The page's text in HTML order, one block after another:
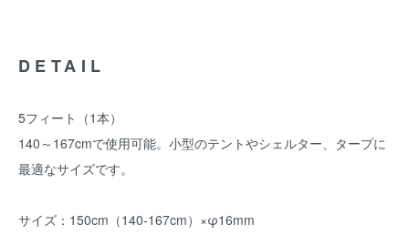
DETAIL
5フィート（1本）
140～167cmで使用可能。小型のテントやシェルター、タープに
最適なサイズです。
サイズ：150cm（140-167cm）×φ16mm